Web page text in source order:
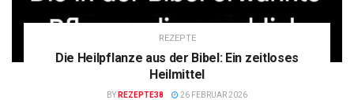
REZEPTE
Die Heilpflanze aus der Bibel: Ein zeitloses
Heilmittel
BY REZEPTE38 26 FEBRUAR 2026